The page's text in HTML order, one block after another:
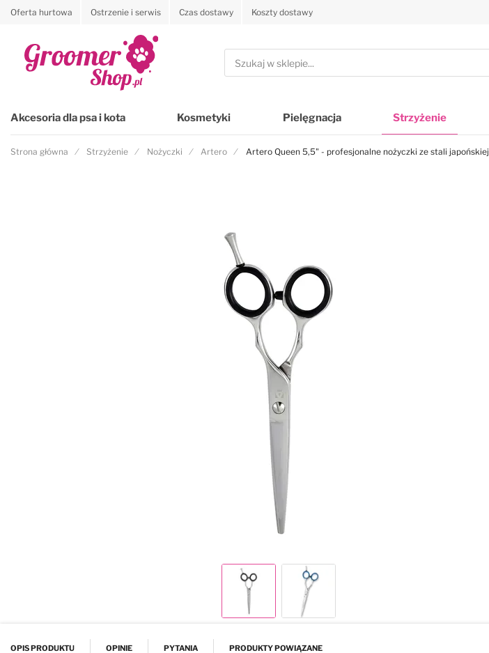
Oferta hurtowa Ostrzenie i serwis Czas dostawy Koszty dostawy
Szukaj
Akcesoria dla psa i kota Kosmetyki Pielęgnacja Strzyżenie
Strona główna Strzyżenie Nożyczki Artero Artero Queen 5,5" - profesjonalne nożyczki ze stali japońskiej
OPIS PRODUKTU OPINIE PYTANIA PRODUKTY POWIĄZANE